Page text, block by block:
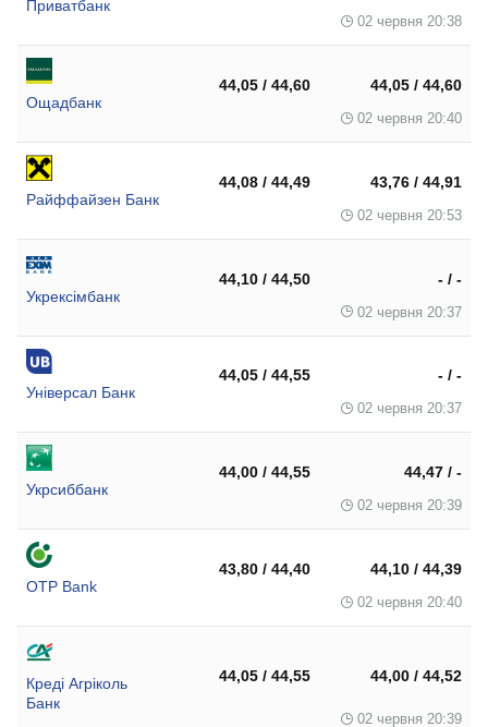
Приватбанк
02 червня 20:38
Ощадбанк
44,05 / 44,60 44,05 / 44,60
02 червня 20:40
Райффайзен Банк
44,08 / 44,49 43,76 / 44,91
02 червня 20:53
Укрексімбанк
44,10 / 44,50 - / -
02 червня 20:37
Універсал Банк
44,05 / 44,55 - / -
02 червня 20:37
Укрсиббанк
44,00 / 44,55 44,47 / -
02 червня 20:39
OTP Bank
43,80 / 44,40 44,10 / 44,39
02 червня 20:40
Креді Агріколь
Банк
44,05 / 44,55 44,00 / 44,52
02 червня 20:39